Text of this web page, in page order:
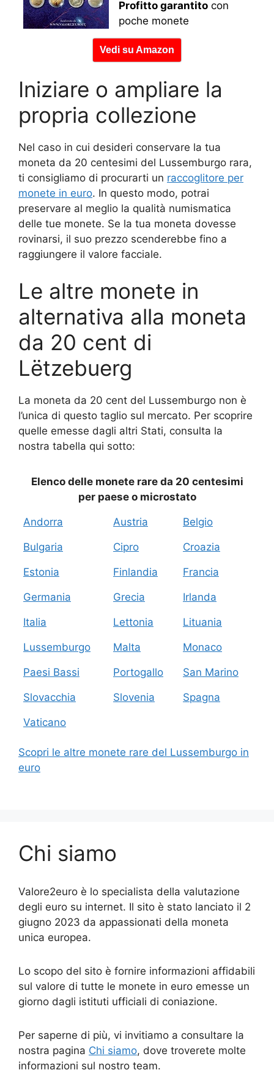
Profitto garantito con
poche monete
Vedi su Amazon
Iniziare o ampliare la
propria collezione
Nel caso in cui desideri conservare la tua
moneta da 20 centesimi del Lussemburgo rara,
ti consigliamo di procurarti un raccoglitore per
monete in euro. In questo modo, potrai
preservare al meglio la qualità numismatica
delle tue monete. Se la tua moneta dovesse
rovinarsi, il suo prezzo scenderebbe fino a
raggiungere il valore facciale.
Le altre monete in
alternativa alla moneta
da 20 cent di
Lëtzebuerg
La moneta da 20 cent del Lussemburgo non è
l’unica di questo taglio sul mercato. Per scoprire
quelle emesse dagli altri Stati, consulta la
nostra tabella qui sotto:
Elenco delle monete rare da 20 centesimi
per paese o microstato
Andorra Austria Belgio
Bulgaria Cipro Croazia
Estonia Finlandia Francia
Germania Grecia Irlanda
Italia Lettonia Lituania
Lussemburgo Malta Monaco
Paesi Bassi Portogallo San Marino
Slovacchia Slovenia Spagna
Vaticano
Scopri le altre monete rare del Lussemburgo in
euro
Chi siamo
Valore2euro è lo specialista della valutazione
degli euro su internet. Il sito è stato lanciato il 2
giugno 2023 da appassionati della moneta
unica europea.
Lo scopo del sito è fornire informazioni affidabili
sul valore di tutte le monete in euro emesse un
giorno dagli istituti ufficiali di coniazione.
Per saperne di più, vi invitiamo a consultare la
nostra pagina Chi siamo, dove troverete molte
informazioni sul nostro team.